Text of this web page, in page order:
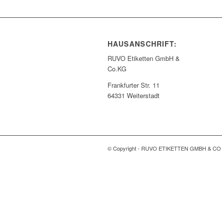
HAUSANSCHRIFT:
RUVO Etiketten GmbH &
Co.KG
Frankfurter Str. 11
64331 Weiterstadt
© Copyright - RUVO ETIKETTEN GMBH & CO